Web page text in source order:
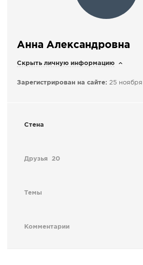
СТАТЬИ
ГОЛОСОВАНИЯ
Aнна Александровна
Скрыть личную информацию
Зарегистрирован на сайте: 25 ноября
Стена
Друзья 20
Темы
Комментарии